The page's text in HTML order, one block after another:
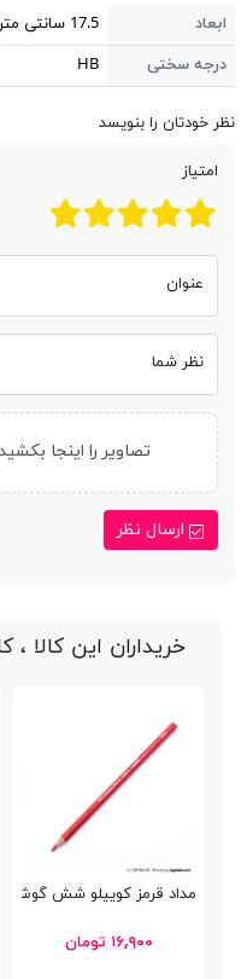
ابعاد
17.5 سانتی متر
درجه سختی
HB
نظر خودتان را بنویسد
امتیاز
عنوان
نظر شما
تصاویر را اینجا
ارسال نظر
خریداران این کالا ،
مداد قرمز کوییلو شش گوش 634002
۱۶,۹۰۰ تومان